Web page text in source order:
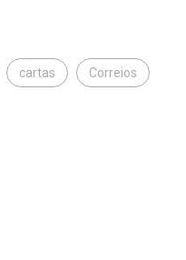
cartas Correios